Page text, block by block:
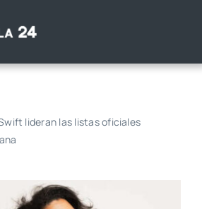
lideran las listas oficiales